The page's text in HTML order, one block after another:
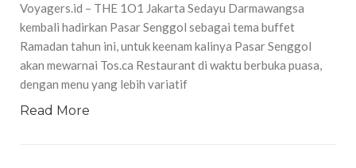
Voyagers.id – THE 1O1 Jakarta Sedayu Darmawangsa
kembali hadirkan Pasar Senggol sebagai tema buffet
Ramadan tahun ini, untuk keenam kalinya Pasar Senggol
akan mewarnai Tos.ca Restaurant di waktu berbuka puasa,
dengan menu yang lebih variatif
Read More